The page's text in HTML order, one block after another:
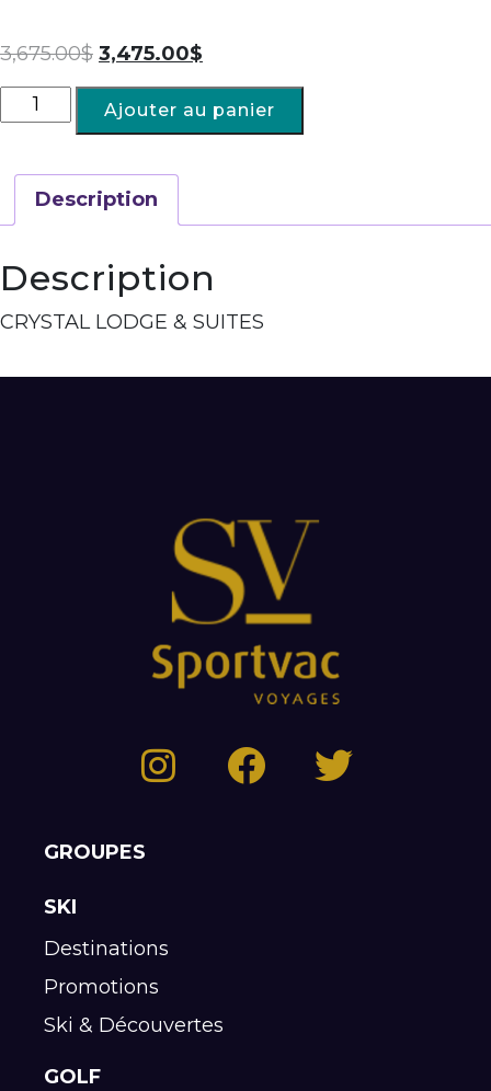
3,675.00$ 3,475.00$
Ajouter au panier
Description
Description
CRYSTAL LODGE & SUITES
GROUPES
SKI
Destinations
Promotions
Ski & Découvertes
GOLF